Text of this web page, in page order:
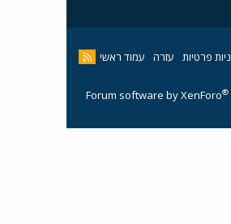
פרטיות עזרה עמוד ראשי
Forum software by XenForo®